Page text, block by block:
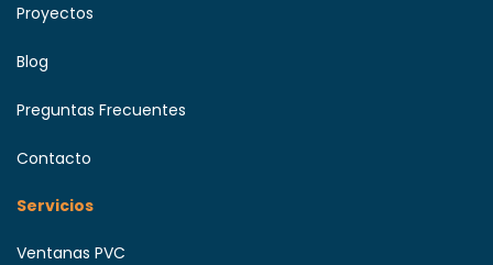
Proyectos
Blog
Preguntas Frecuentes
Contacto
Servicios
Ventanas PVC